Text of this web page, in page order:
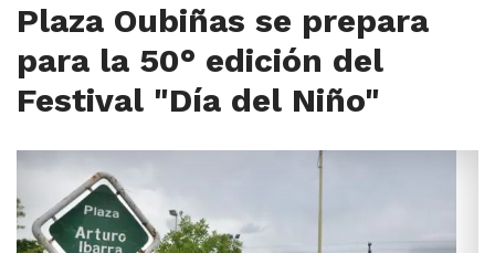
Plaza Oubiñas se prepara
para la 50° edición del
Festival "Día del Niño"